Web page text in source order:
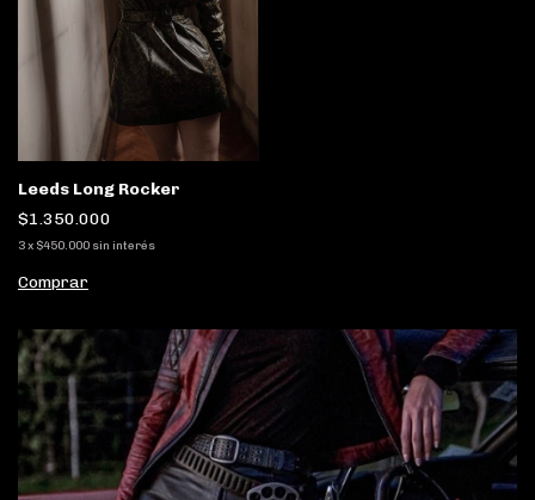
Leeds Long Rocker
$1.350.000
3x $450.000 sin interés
Comprar